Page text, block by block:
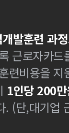
발훈련 과정
근로자카
련비용을 지
1인당 200
. (단,대기업